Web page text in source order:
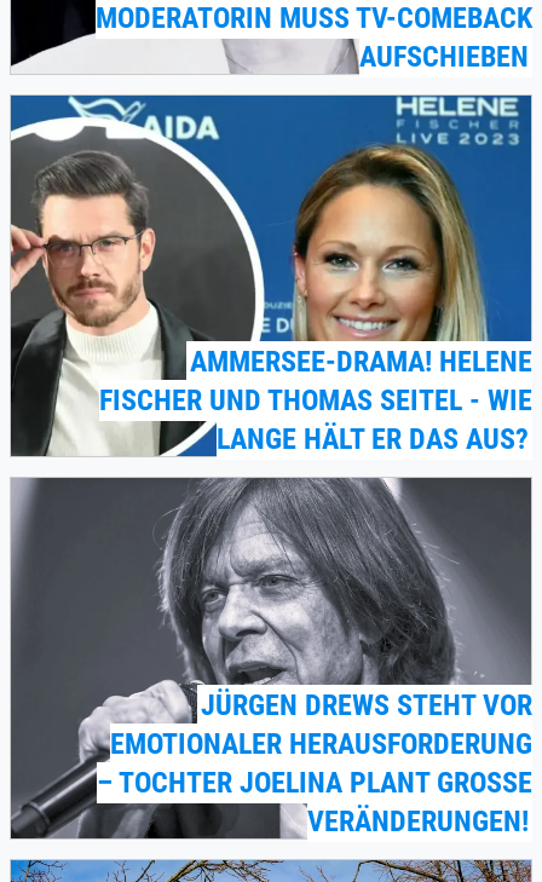
MODERATORIN MUSS TV-COMEBACK
AUFSCHIEBEN
AMMERSEE-DRAMA! HELENE
FISCHER UND THOMAS SEITEL - WIE
LANGE HÄLT ER DAS AUS?
JÜRGEN DREWS STEHT VOR
EMOTIONALER HERAUSFORDERUNG
– TOCHTER JOELINA PLANT GROSSE V
ERÄNDERUNGEN!